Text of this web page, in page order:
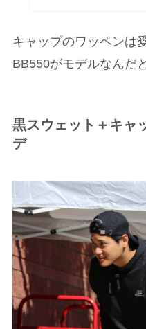
キャップのワッペンは
BB550がモデルなんだ
黒スウェット＋キャ
デ